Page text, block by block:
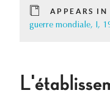
APPEARS IN
guerre mondiale, I,